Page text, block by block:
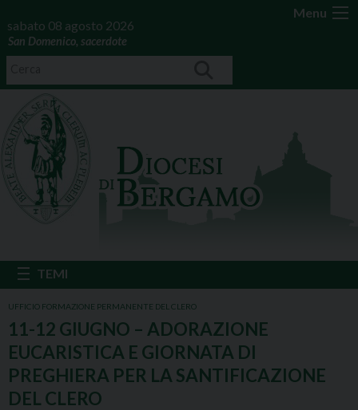
Menu
sabato 08 agosto 2026
San Domenico, sacerdote
UFFICIO FORMAZIONE PERMANENTE DEL CLERO
11-12 GIUGNO – ADORAZIONE
EUCARISTICA E GIORNATA DI
PREGHIERA PER LA SANTIFICAZIONE
DEL CLERO